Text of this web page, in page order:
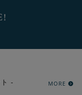
- MORE